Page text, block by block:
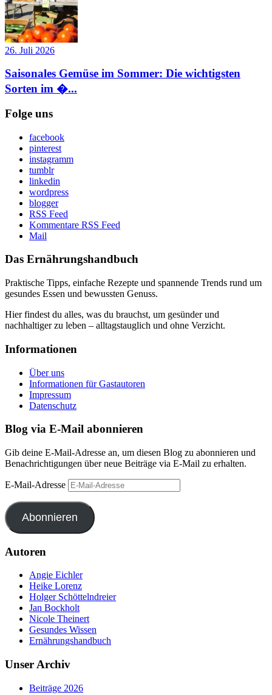
26. Juli 2026
Saisonales Gemüse im Sommer: Die wichtigsten
Sorten im �...
Folge uns
facebook
pinterest
instagramm
tumblr
linkedin
wordpress
blogger
RSS Feed
Kommentare RSS Feed
Mail
Das Ernährungshandbuch
Praktische Tipps, einfache Rezepte und spannende Trends rund um
gesundes Essen und bewussten Genuss.
Hier findest du alles, was du brauchst, um gesünder und
nachhaltiger zu leben – alltagstauglich und ohne Verzicht.
Informationen
Über uns
Informationen für Gastautoren
Impressum
Datenschutz
Blog via E-Mail abonnieren
Gib deine E-Mail-Adresse an, um diesen Blog zu abonnieren und
Benachrichtigungen über neue Beiträge via E-Mail zu erhalten.
E-Mail-Adresse
Abonnieren
Autoren
Angie Eichler
Heike Lorenz
Holger Schöttelndreier
Jan Bockholt
Nicole Theinert
Gesundes Wissen
Ernährungshandbuch
Unser Archiv
Beiträge 2026